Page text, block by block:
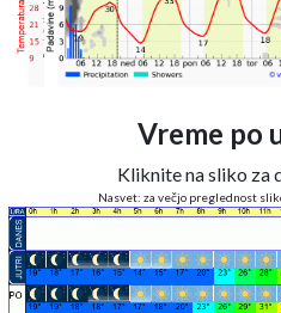
Vreme po
Kliknite na sliko za
Nasvet: za večjo preglednost